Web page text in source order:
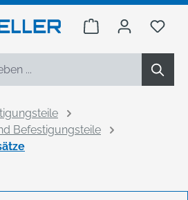
Warenkorb Du
Befestigungsteile